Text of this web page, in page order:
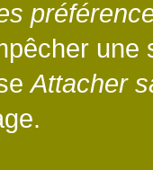
une
Attacher